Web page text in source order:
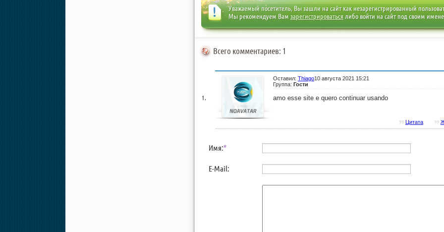
Уважаемый посетитель, Вы зашли на сайт как незарегистрированный
Мы рекомендуем Вам зарегистрироватьсялибо войти на сайт под своим
Всего комментариев: 1
Оставил: Thiago
Группа: Гости
10 августа 2021 15:21
amo esse site e quero continuar usando
Цитата
Имя:*
E-Mail: